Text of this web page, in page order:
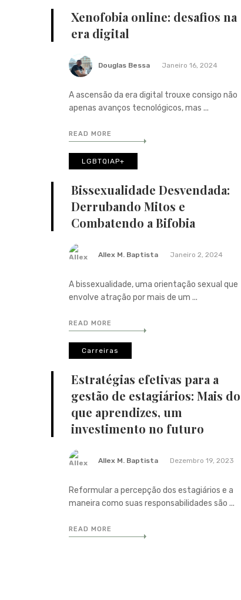
Xenofobia online: desafios na
era digital
Douglas Bessa Janeiro 16, 2024
A ascensão da era digital trouxe consigo não
apenas avanços tecnológicos, mas ...
READ MORE
LGBTQIAP+
Bissexualidade Desvendada:
Derrubando Mitos e
Combatendo a Bifobia
Allex M. Baptista Janeiro 2, 2024
A bissexualidade, uma orientação sexual que
envolve atração por mais de um ...
READ MORE
Carreiras
Estratégias efetivas para a
gestão de estagiários: Mais do
que aprendizes, um
investimento no futuro
Allex M. Baptista Dezembro 19, 2023
Reformular a percepção dos estagiários e a
maneira como suas responsabilidades são ...
READ MORE